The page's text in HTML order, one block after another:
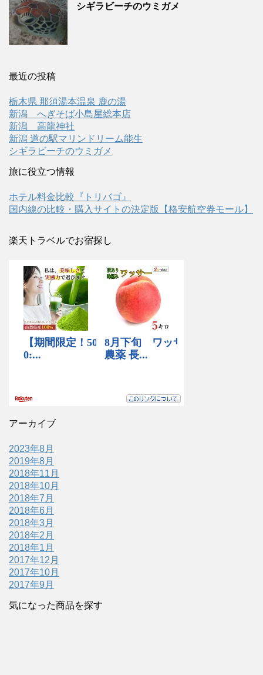
シギラビーチのウミガメ
最近の投稿
栃木県 那須湯本温泉 鹿の湯
新潟 へぎそば小島屋総本店
新潟 高龍神社
新潟 道の駅マリンドリーム能生
シギラビーチのウミガメ
旅に役立つ情報
ホテル料金比較『トリバゴ』
国内線の比較・購入サイトの決定版【格安航空券モール】
楽天トラベルでお宿探し
アーカイブ
2023年8月
2019年8月
2018年11月
2018年10月
2018年7月
2018年6月
2018年3月
2018年2月
2018年1月
2017年12月
2017年10月
2017年9月
気になった商品を探す